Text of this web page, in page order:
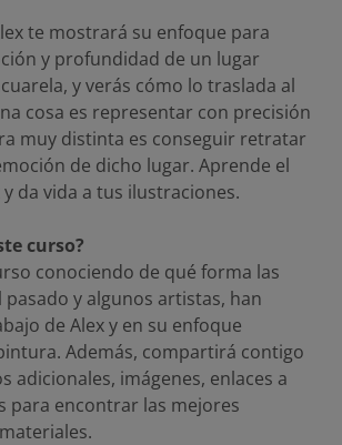
te mostrará su enfoque para
y profundidad de un lugar
y verás cómo lo traslada al
cosa es representar con precisión
muy distinta es conseguir retratar
de dicho lugar. Aprende el
da vida a tus ilustraciones.
curso?
conociendo de qué forma las
pasado y algunos artistas, han
de Alex y en su enfoque
Además, compartirá contigo
adicionales, imágenes, enlaces a
para encontrar las mejores